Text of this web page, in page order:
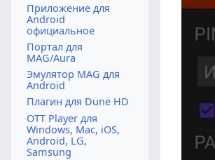
Приложение для
Android
официальное
Портал для
MAG/Aura
Эмулятор MAG для
Android
Плагин для Dune HD
OTT Player для
Windows, Mac, iOS,
Android, LG,
Samsung